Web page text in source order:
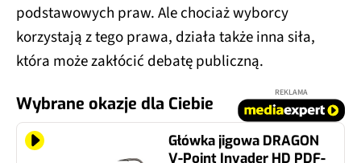
podstawowych praw. Ale chociaż wyborcy
korzystają z tego prawa, działa także inna siła,
która może zakłócić debatę publiczną.
Wybrane okazje dla Ciebie
REKLAMA
Główka jigowa DRAGON
V-Point Invader HD PDF-